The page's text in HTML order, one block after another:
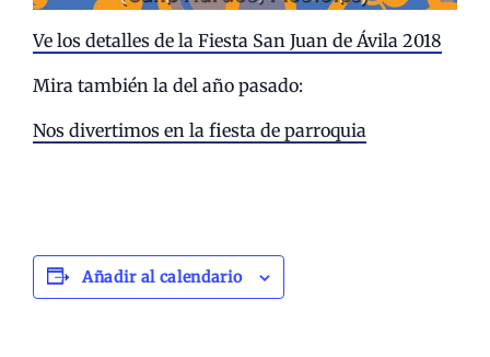
Ve los detalles de la Fiesta San Juan de Ávila 2018
Mira también la del año pasado:
Nos divertimos en la fiesta de parroquia
Añadir al calendario